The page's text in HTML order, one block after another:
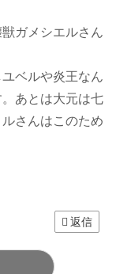
ガメシエルさん
ベルや炎王なん
あとは大元は七
さんはこのため
返信